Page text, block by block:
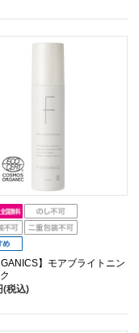
】モアブライトニン
(税込)